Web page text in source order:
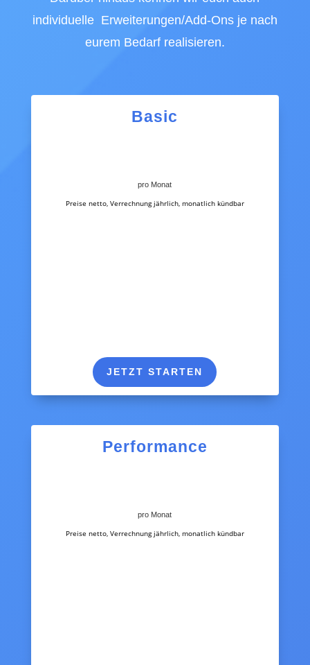
individuelle Erweiterungen/Add-Ons je nach
eurem Bedarf realisieren.
Basic
pro Monat
Preise netto, Verrechnung jährlich, monatlich kündbar
JETZT STARTEN
Performance
pro Monat
Preise netto, Verrechnung jährlich, monatlich kündbar